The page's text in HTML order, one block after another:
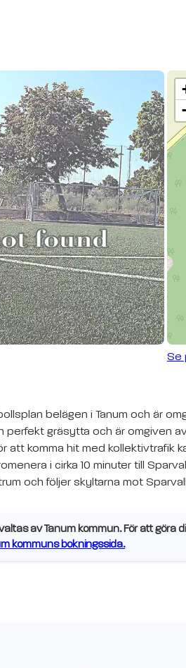
Se
belägen i Tanum och är
perfekt gräsytta och är omgiven
att komma hit med kollektivtrafik
i cirka 10 minuter till
och följer skyltarna mot
av Tanum kommun. För att göra
kommuns bokningssida.